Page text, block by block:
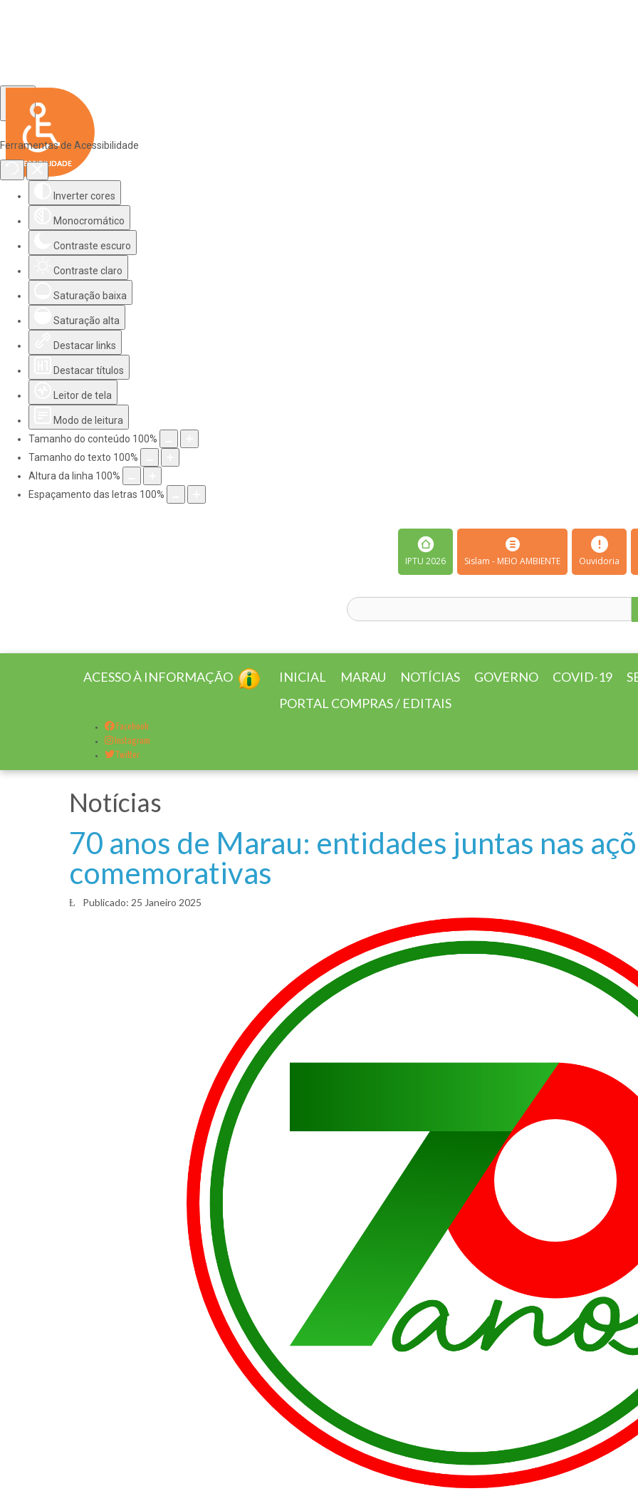
Ferramentas de Acessibilidade
Inverter cores
Monocromático
Contraste escuro
Contraste claro
Saturação baixa
Saturação alta
Destacar links
Destacar títulos
Leitor de tela
Modo de leitura
Tamanho do conteúdo 100%
Tamanho do texto 100%
Altura da linha 100%
Espaçamento das letras 100%
IPTU 2026 Sislam - MEIO AMBIENTE Ouvidoria
ACESSO À INFORMAÇÃO INICIAL MARAU NOTÍCIAS GOVERNO COVID-19
PORTAL COMPRAS / EDITAIS
Facebook
Instagram
Twitter
Notícias
70 anos de Marau: entidades juntas nas
comemorativas
Publicado: 25 Janeiro 2025